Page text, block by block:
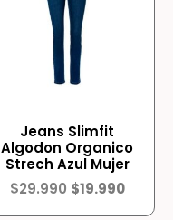
Jeans Slimfit
Algodon Organico
Strech Azul Mujer
$29.990 $19.990